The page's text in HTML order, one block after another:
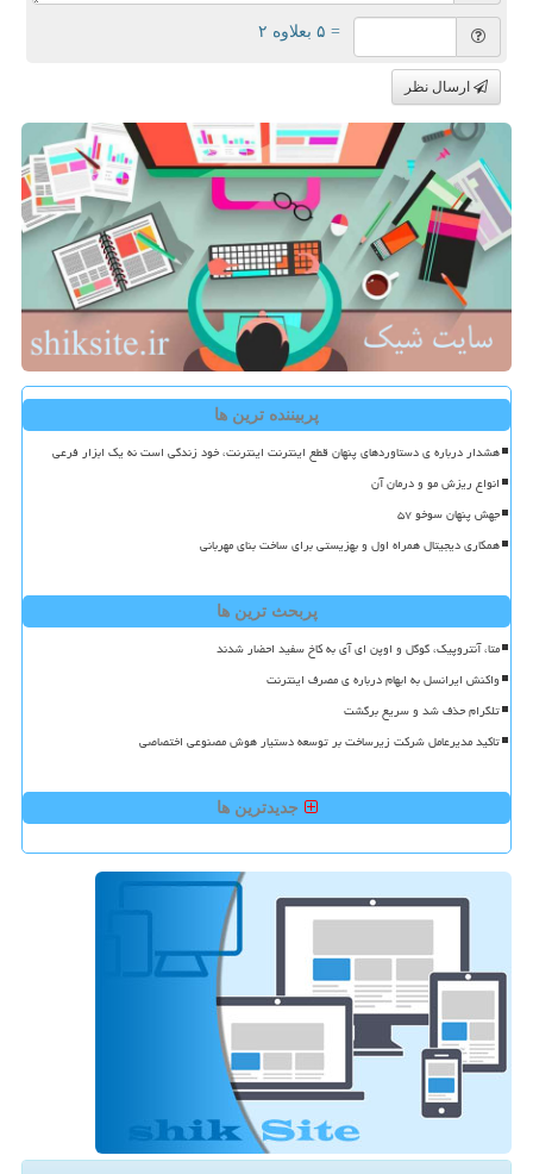
= ۵ بعلاوه ۲
ارسال نظر
پربیننده ترین ها
هشدار درباره ی دستاوردهای پنهان قطع اینترنت اینترنت، خود زندگی است نه یک ابزار فرعی
انواع ریزش مو و درمان آن
جهش پنهان سوخو ۵۷
همکاری دیجیتال همراه اول و بهزیستی برای ساخت بنای مهربانی
پربحث ترین ها
متا، آنتروپیک، گوگل و اوپن ای آی به کاخ سفید احضار شدند
واکنش ایرانسل به ابهام درباره ی مصرف اینترنت
تلگرام حذف شد و سریع برگشت
تاکید مدیرعامل شرکت زیرساخت بر توسعه دستیار هوش مصنوعی اختصاصی
جدیدترین ها